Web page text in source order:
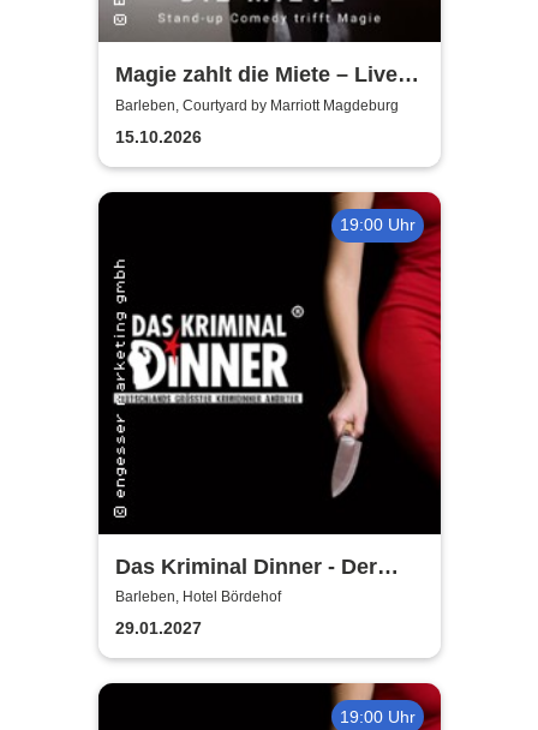
Magie zahlt die Miete – Live
Show
Barleben, Courtyard by Marriott Magdeburg
15.10.2026
19:00 Uhr
Das Kriminal Dinner - Der
Gendarm von St. Toupet
Barleben, Hotel Bördehof
29.01.2027
19:00 Uhr